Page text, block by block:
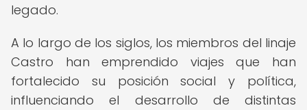
legado.
A lo largo de los siglos, los miembros del linaje
Castro han emprendido viajes que han
fortalecido su posición social y política,
influenciando el desarrollo de distintas